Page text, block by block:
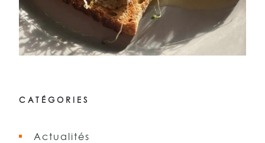
CATÉGORIES
Actualités